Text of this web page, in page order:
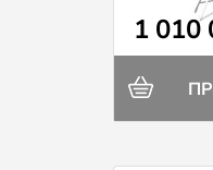
1 010